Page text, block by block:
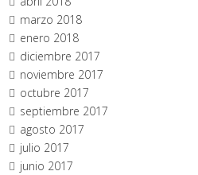
marzo 2018
enero 2018
diciembre 2017
noviembre 2017
octubre 2017
septiembre 2017
agosto 2017
julio 2017
junio 2017